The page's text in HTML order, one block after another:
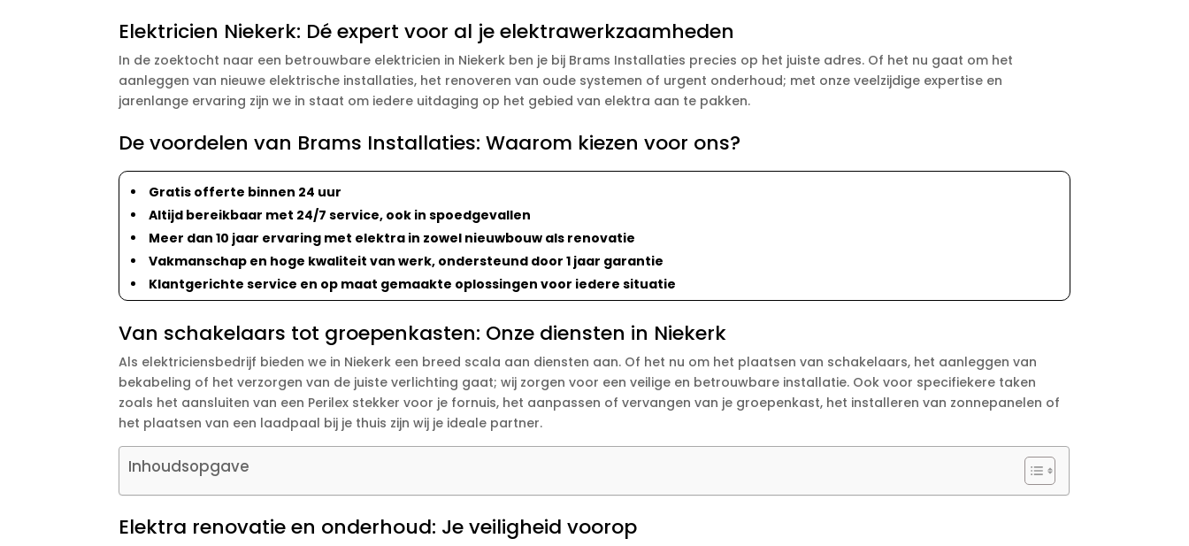
Elektricien Niekerk: Dé expert voor al je elektrawerkzaamheden
In de zoektocht naar een betrouwbare elektricien in Niekerk ben je bij Brams Installaties precies op het juiste adres. Of het nu gaat om het
aanleggen van nieuwe elektrische installaties, het renoveren van oude systemen of urgent onderhoud; met onze veelzijdige expertise en
jarenlange ervaring zijn we in staat om iedere uitdaging op het gebied van elektra aan te pakken.
De voordelen van Brams Installaties: Waarom kiezen voor ons?
Gratis offerte binnen 24 uur
Altijd bereikbaar met 24/7 service, ook in spoedgevallen
Meer dan 10 jaar ervaring met elektra in zowel nieuwbouw als renovatie
Vakmanschap en hoge kwaliteit van werk, ondersteund door 1 jaar garantie
Klantgerichte service en op maat gemaakte oplossingen voor iedere situatie
Van schakelaars tot groepenkasten: Onze diensten in Niekerk
Als elektriciensbedrijf bieden we in Niekerk een breed scala aan diensten aan. Of het nu om het plaatsen van schakelaars, het aanleggen van
bekabeling of het verzorgen van de juiste verlichting gaat; wij zorgen voor een veilige en betrouwbare installatie. Ook voor specifiekere taken
zoals het aansluiten van een Perilex stekker voor je fornuis, het aanpassen of vervangen van je groepenkast, het installeren van zonnepanelen of
het plaatsen van een laadpaal bij je thuis zijn wij je ideale partner.
Inhoudsopgave
Elektra renovatie en onderhoud: Je veiligheid voorop